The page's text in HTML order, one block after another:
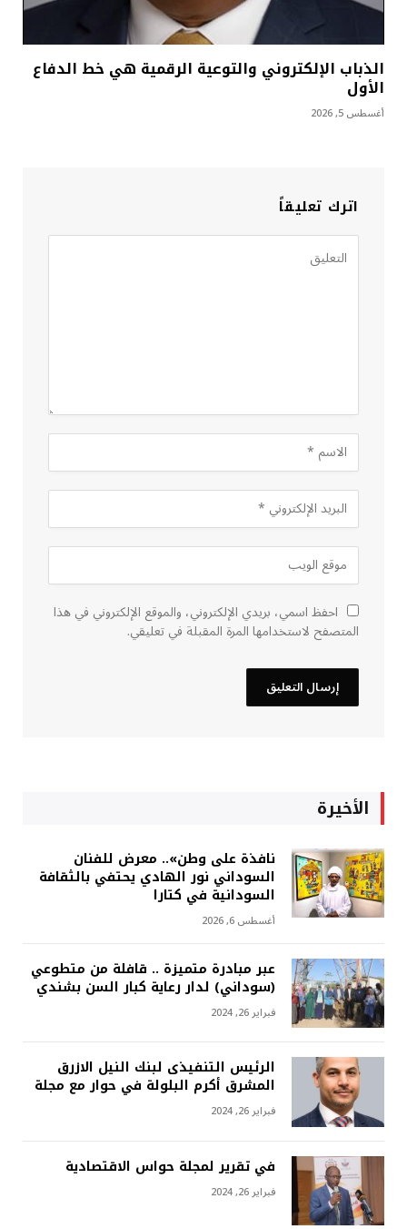
الذباب الإلكتروني والتوعية الرقمية هي خط الدفاع
الأول
أغسطس 5, 2026
اترك تعليقاً
احفظ اسمي، بريدي الإلكتروني، والموقع الإلكتروني في هذا
المتصفح لاستخدامها المرة المقبلة في تعليقي.
الأخيرة
نافذة على وطن».. معرض للفنان
السوداني نور الهادي يحتفي بالثقافة
السودانية في كتارا
أغسطس 6, 2026
عبر مبادرة متميزة .. قافلة من متطوعي
(سوداني) لدار رعاية كبار السن بشندي
فبراير 26, 2024
الرئيس التنفيذى لبنك النيل الازرق
المشرق أكرم البلولة في حوار مع مجلة
فبراير 26, 2024
في تقرير لمجلة حواس الاقتصادية
فبراير 26, 2024